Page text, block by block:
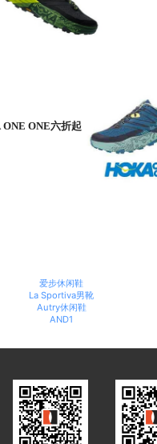
ONE六折起
爱步休闲鞋
La Sportiva男靴
Autry休闲鞋
AND1